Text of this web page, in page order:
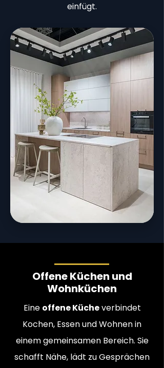
einfügt.
Offene Küchen und
Wohnküchen
Eine offene Kücheverbindet
Kochen, Essen und Wohnen in
einem gemeinsamen Bereich. Sie
schafft Nähe, lädt zu Gesprächen